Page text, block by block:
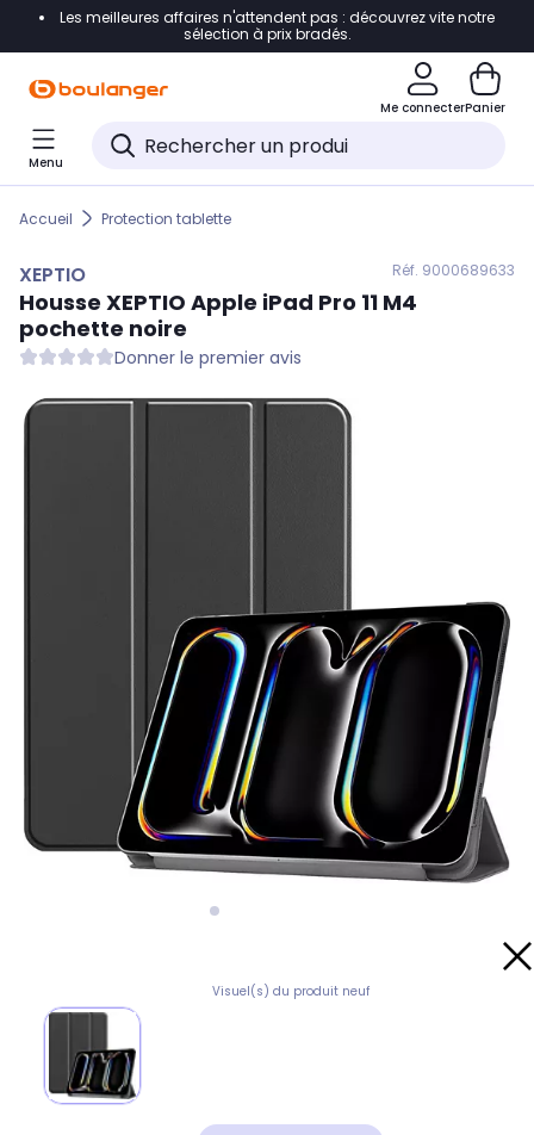
Accéder directement à la navigation
Accéder directement au pied de page
Accéder directement au chatbot
Les meilleures affaires n'attendent pas : découvrez vite notre
sélection à prix bradés.
Me connecterPanier
Menu
Accueil Protection tablette
XEPTIO Réf. 9000689633
Housse XEPTIO Apple iPad Pro 11 M4
pochette noire
Donner le premier avis
Visuel(s) du produit neuf